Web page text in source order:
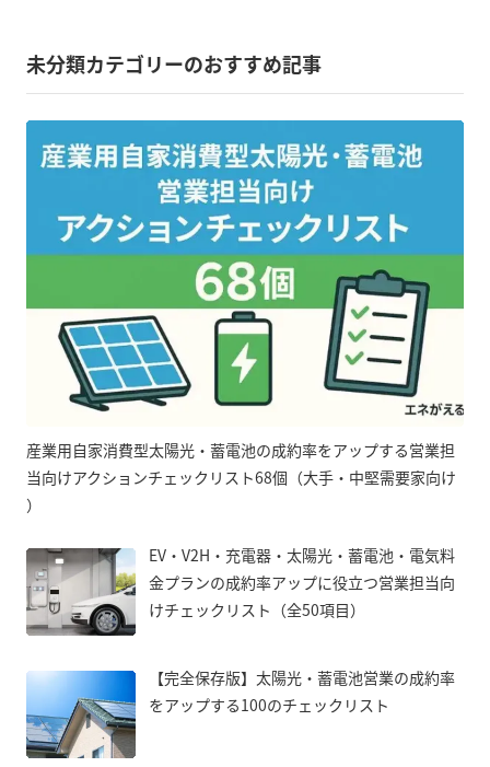
未分類カテゴリーのおすすめ記事
産業用自家消費型太陽光・蓄電池の成約率をアップする営業担
当向けアクションチェックリスト68個（大手・中堅需要家向け
）
EV・V2H・充電器・太陽光・蓄電池・電気料
金プランの成約率アップに役立つ営業担当向
けチェックリスト（全50項目）
【完全保存版】太陽光・蓄電池営業の成約率
をアップする100のチェックリスト